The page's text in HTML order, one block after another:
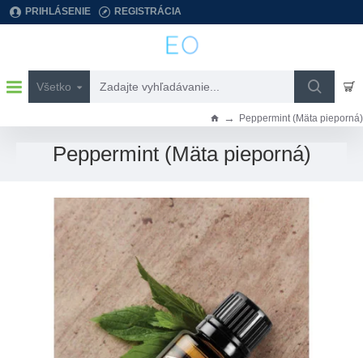
PRIHLÁSENIE REGISTRÁCIA
Všetko
Zadajte
Peppermint (Mäta pieporná)
h
Peppermint (Mäta pieporná)